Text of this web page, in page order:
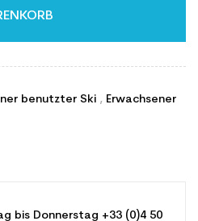
benutzter Ski , Erwachsener
bis Donnerstag +33 (0)4 50